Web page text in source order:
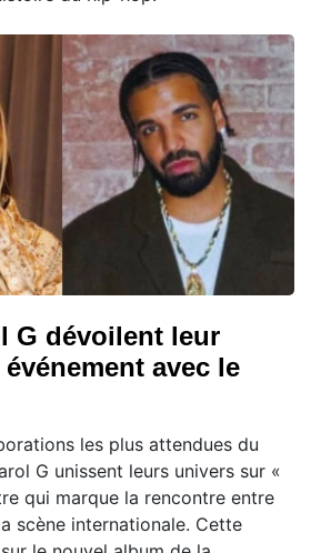
G dévoilent leur
avec le
les plus attendues du
G unissent leurs univers sur «
qui marque la rencontre entre
scène internationale. Cette